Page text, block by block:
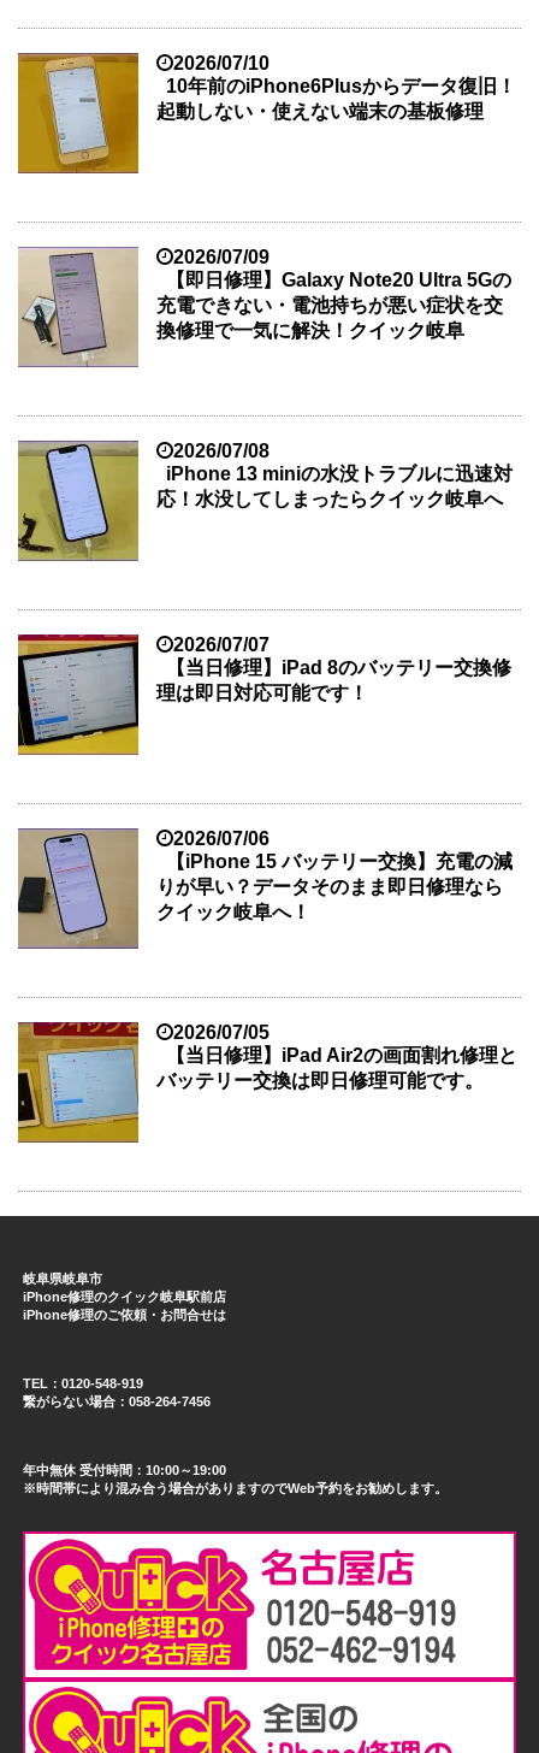
2026/07/10
10年前のiPhone6Plusからデータ復旧！
起動しない・使えない端末の基板修理
2026/07/09
【即日修理】Galaxy Note20 Ultra 5Gの
充電できない・電池持ちが悪い症状を交
換修理で一気に解決！クイック岐阜
2026/07/08
iPhone 13 miniの水没トラブルに迅速対
応！水没してしまったらクイック岐阜へ
2026/07/07
【当日修理】iPad 8のバッテリー交換修
理は即日対応可能です！
2026/07/06
【iPhone 15 バッテリー交換】充電の減
りが早い？データそのまま即日修理なら
クイック岐阜へ！
2026/07/05
【当日修理】iPad Air2の画面割れ修理と
バッテリー交換は即日修理可能です。
岐阜県岐阜市
iPhone修理のクイック岐阜駅前店
iPhone修理のご依頼・お問合せは
TEL：0120-548-919
繋がらない場合：058-264-7456
年中無休 受付時間：10:00～19:00
※時間帯により混み合う場合がありますのでWeb予約をお勧めします。